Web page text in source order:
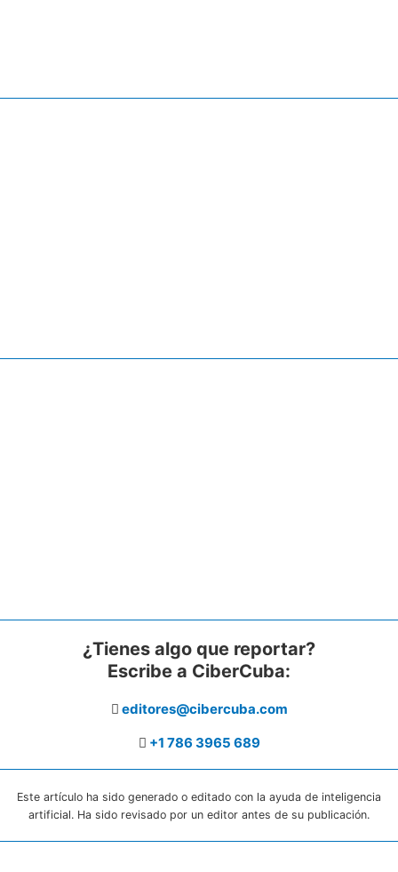
¿Tienes algo que reportar?
Escribe a CiberCuba:
editores@cibercuba.com
+1 786 3965 689
Este artículo ha sido generado o editado con la ayuda de inteligencia
artificial. Ha sido revisado por un editor antes de su publicación.